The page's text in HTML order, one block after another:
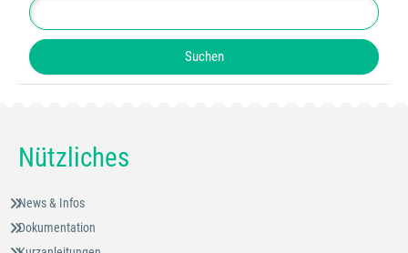
Nützliches
News & Infos
Dokumentation